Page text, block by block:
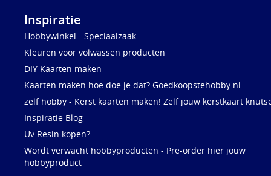
Inspiratie
Hobbywinkel - Speciaalzaak
Kleuren voor volwassen producten
DIY Kaarten maken
Kaarten maken hoe doe je dat? Goedkoopstehobby.nl
zelf hobby - Kerst kaarten maken! Zelf jouw kerstkaart
Inspiratie Blog
Uv Resin kopen?
Wordt verwacht hobbyproducten - Pre-order hier jouw
hobbyproduct